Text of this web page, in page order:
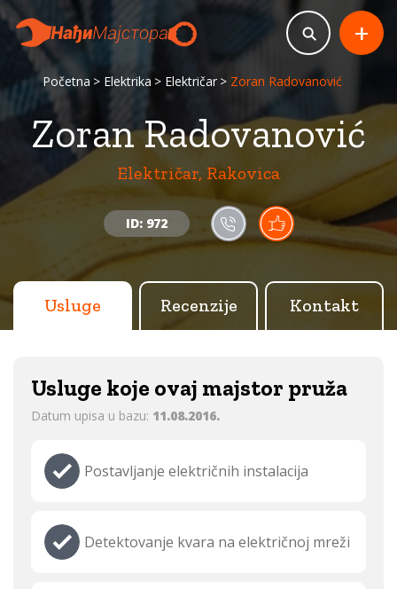
Početna Elektrika Električar Zoran Radovanović
Zoran Radovanović
Električar, Rakovica
ID: 972
+
Usluge Recenzije Kontakt
Usluge koje ovaj majstor pruža
Datum upisa u bazu: 11.08.2016.
Postavljanje električnih instalacija
Detektovanje kvara na električnoj mreži